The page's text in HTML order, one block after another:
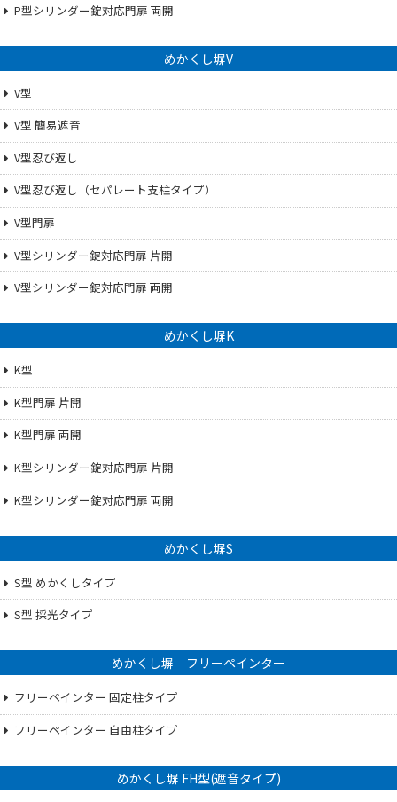
P型シリンダー錠対応門扉 両開
めかくし塀V
V型
V型 簡易遮音
V型忍び返し
V型忍び返し（セパレート支柱タイプ）
V型門扉
V型シリンダー錠対応門扉 片開
V型シリンダー錠対応門扉 両開
めかくし塀K
K型
K型門扉 片開
K型門扉 両開
K型シリンダー錠対応門扉 片開
K型シリンダー錠対応門扉 両開
めかくし塀S
S型 めかくしタイプ
S型 採光タイプ
めかくし塀 フリーペインター
フリーペインター 固定柱タイプ
フリーペインター 自由柱タイプ
めかくし塀 FH型(遮音タイプ)